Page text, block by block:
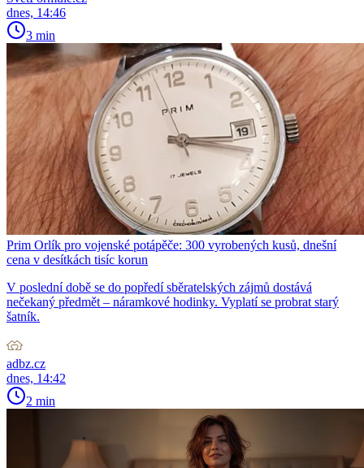
dnes, 14:46
3 min
Prim Orlík pro vojenské potápěče: 300 vyrobených kusů, dnešní
cena v desítkách tisíc korun
V poslední době se do popředí sběratelských zájmů dostává
nečekaný předmět – náramkové hodinky. Vyplatí se probrat starý
šatník.
adbz.cz
dnes, 14:42
2 min